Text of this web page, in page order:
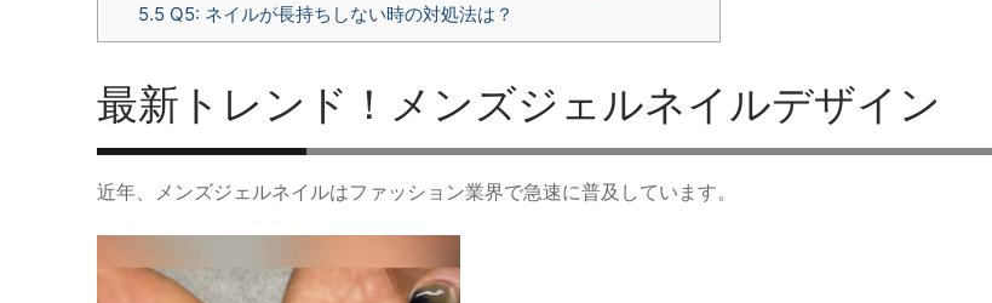
5.5Q5: ネイルが長持ちしない時の対処法は？
最新トレンド！メンズジェルネイルデザイン
近年、メンズジェルネイルはファッション業界で急速に普及しています。